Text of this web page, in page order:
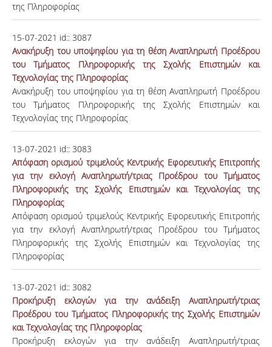
της Πληροφορίας
15-07-2021 id:: 3087
Ανακήρυξη του υποψηφίου για τη θέση Αναπληρωτή Προέδρου
του Τμήματος Πληροφορικής της Σχολής Επιστημών και
Τεχνολογίας της Πληροφορίας
Ανακήρυξη του υποψηφίου για τη θέση Αναπληρωτή Προέδρου
του Τμήματος Πληροφορικής της Σχολής Επιστημών και
Τεχνολογίας της Πληροφορίας
13-07-2021 id:: 3083
Απόφαση ορισμού τριμελούς Κεντρικής Εφορευτικής Επιτροπής
για την εκλογή Αναπληρωτή/τριας Προέδρου του Τμήματος
Πληροφορικής της Σχολής Επιστημών και Τεχνολογίας της
Πληροφορίας
Απόφαση ορισμού τριμελούς Κεντρικής Εφορευτικής Επιτροπής
για την εκλογή Αναπληρωτή/τριας Προέδρου του Τμήματος
Πληροφορικής της Σχολής Επιστημών και Τεχνολογίας της
Πληροφορίας
13-07-2021 id:: 3082
Προκήρυξη εκλογών για την ανάδειξη Αναπληρωτή/τριας
Προέδρου του Τμήματος Πληροφορικής της Σχολής Επιστημών
και Τεχνολογίας της Πληροφορίας
Προκήρυξη εκλογών για την ανάδειξη Αναπληρωτή/τριας